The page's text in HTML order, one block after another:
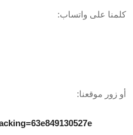
كلمنا على واتساب:
أو زور موقعنا: